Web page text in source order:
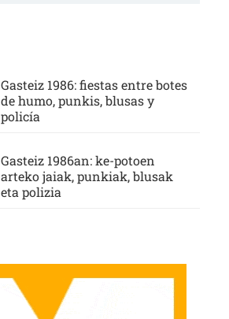
Gasteiz 1986: fiestas entre botes
de humo, punkis, blusas y
policía
Gasteiz 1986an: ke-potoen
arteko jaiak, punkiak, blusak
eta polizia